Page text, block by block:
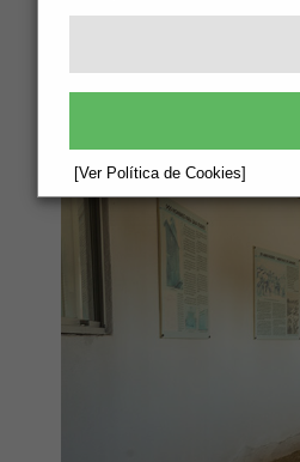
[Ver Política de Cookies]
SINGULAR